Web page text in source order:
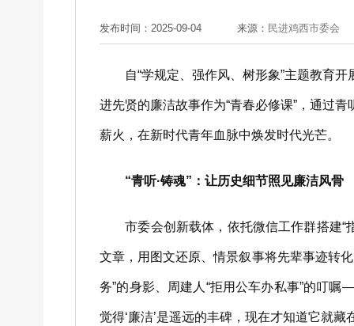
发布时间：2025-09-04 来源： 民进鸡西市委会
自“学规定、强作风、树形象”主题教育开
进先贤的廉洁故事作为“青春必修课”，通过
薪火，在新时代青年血脉中焕发时代光芒。
“青听·铸魂”：让历史细节照见廉洁风骨
市委会创新载体，依托微信工作群搭建“
文章，用图文还原、情景叙事将先辈事迹转
务”的身影、周建人“拒用公车办私事”的叮
觉得‘廉洁’是遥远的丰碑，现在才知道它就